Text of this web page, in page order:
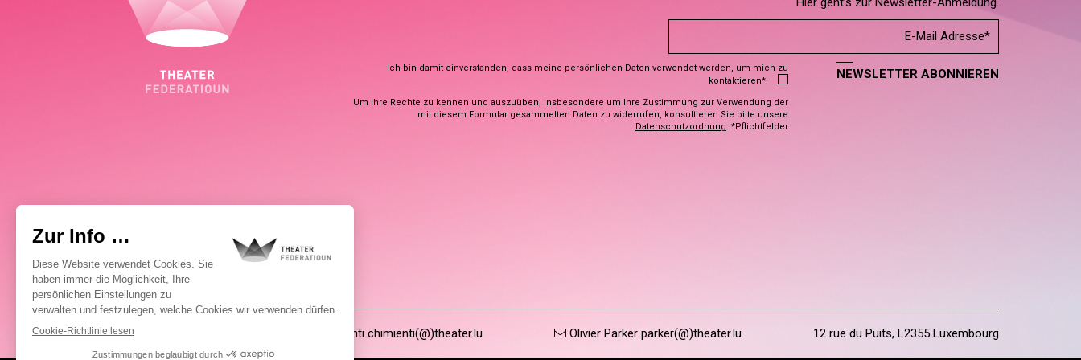
Ich bin damit einverstanden, dass meine persönlichen Daten verwendet werden, um mich zu
kontaktieren*.
Um Ihre Rechte zu kennen und auszuüben, insbesondere um Ihre Zustimmung zur Verwendung der
mit diesem Formular gesammelten Daten zu widerrufen, konsultieren Sie bitte unsere
Datenschutzordnung. *Pflichtfelder
NEWSLETTER ABONNIEREN
(00352) 2648 0946 Pablo Chimienti chimienti(@)theater.lu Olivier Parker parker(@)theater.lu 12 rue du Puits, L2355 Luxembourg